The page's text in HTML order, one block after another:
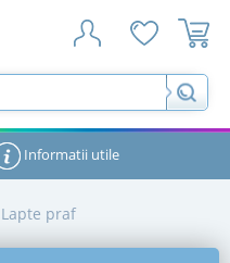
Informatii utile
Lapte praf